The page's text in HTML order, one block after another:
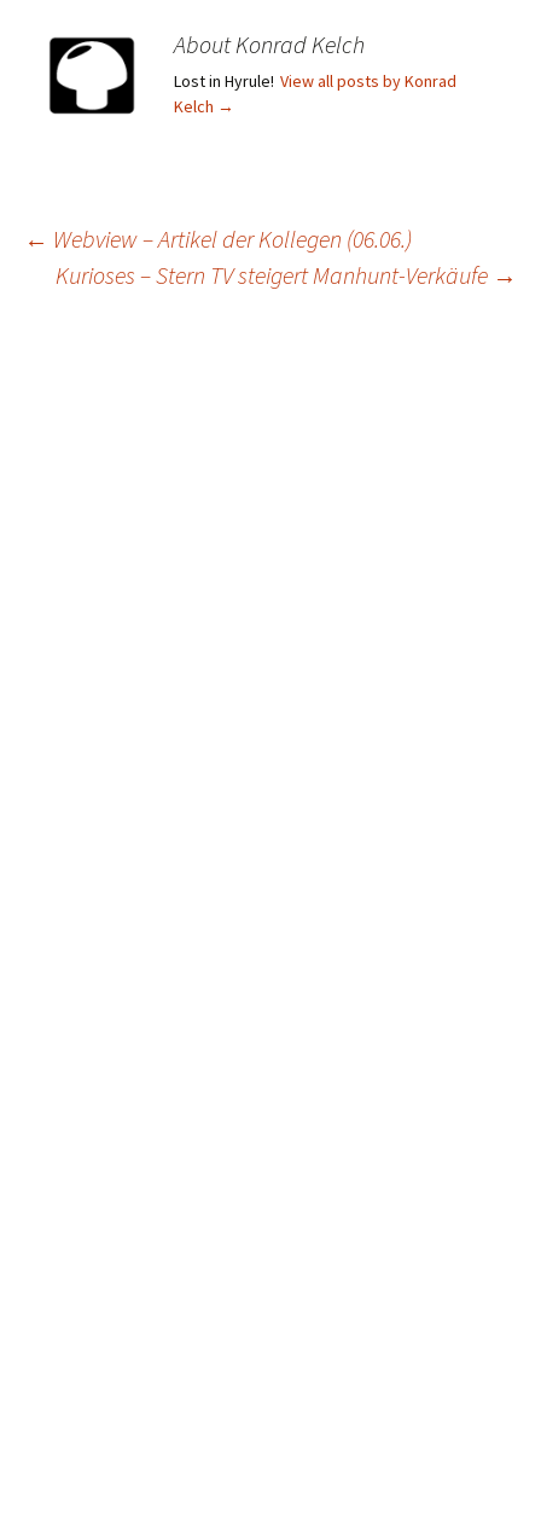
About Konrad Kelch
Lost in Hyrule! View all posts by Konrad
Kelch →
Post
← Webview – Artikel der Kollegen (06.06.)
Kurioses – Stern TV steigert Manhunt-Verkäufe →